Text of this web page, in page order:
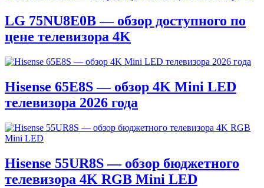
LG 75NU8E0B — обзор доступного по
цене телевизора 4K
Hisense 65E8S — обзор 4K Mini LED
телевизора 2026 года
Hisense 55UR8S — обзор бюджетного
телевизора 4K RGB Mini LED